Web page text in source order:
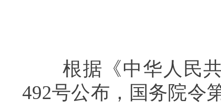
根据《中华人民共
492号公布，国务院令